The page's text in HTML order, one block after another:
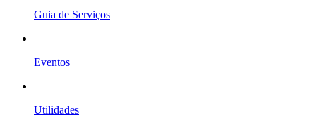
Guia de Serviços
Eventos
Utilidades